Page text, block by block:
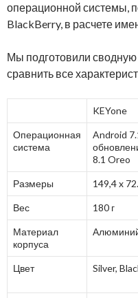
операционной системы,
BlackBerry, в расчете
Мы подготовили
сравнить все
KEYone
Операционная
система
Android
8.1 Oreo
Размеры 149,4 x
Вес 180 г
Материал
корпуса
Цвет Silver,